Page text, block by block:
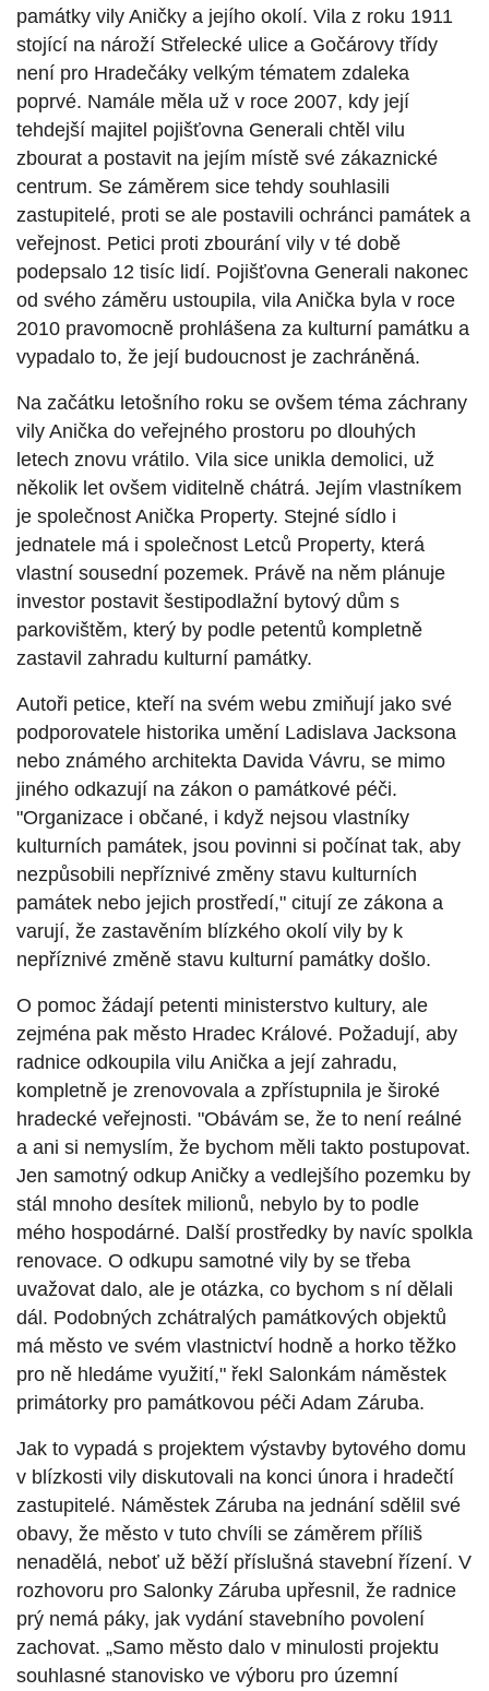
památky vily Aničky a jejího okolí. Vila z roku 1911
stojící na nároží Střelecké ulice a Gočárovy třídy
není pro Hradečáky velkým tématem zdaleka
poprvé. Namále měla už v roce 2007, kdy její
tehdejší majitel pojišťovna Generali chtěl vilu
zbourat a postavit na jejím místě své zákaznické
centrum. Se záměrem sice tehdy souhlasili
zastupitelé, proti se ale postavili ochránci památek a
veřejnost. Petici proti zbourání vily v té době
podepsalo 12 tisíc lidí. Pojišťovna Generali nakonec
od svého záměru ustoupila, vila Anička byla v roce
2010 pravomocně prohlášena za kulturní památku a
vypadalo to, že její budoucnost je zachráněná.
Na začátku letošního roku se ovšem téma záchrany
vily Anička do veřejného prostoru po dlouhých
letech znovu vrátilo. Vila sice unikla demolici, už
několik let ovšem viditelně chátrá. Jejím vlastníkem
je společnost Anička Property. Stejné sídlo i
jednatele má i společnost Letců Property, která
vlastní sousední pozemek. Právě na něm plánuje
investor postavit šestipodlažní bytový dům s
parkovištěm, který by podle petentů kompletně
zastavil zahradu kulturní památky.
Autoři petice, kteří na svém webu zmiňují jako své
podporovatele historika umění Ladislava Jacksona
nebo známého architekta Davida Vávru, se mimo
jiného odkazují na zákon o památkové péči.
"Organizace i občané, i když nejsou vlastníky
kulturních památek, jsou povinni si počínat tak, aby
nezpůsobili nepříznivé změny stavu kulturních
památek nebo jejich prostředí," citují ze zákona a
varují, že zastavěním blízkého okolí vily by k
nepříznivé změně stavu kulturní památky došlo.
O pomoc žádají petenti ministerstvo kultury, ale
zejména pak město Hradec Králové. Požadují, aby
radnice odkoupila vilu Anička a její zahradu,
kompletně je zrenovovala a zpřístupnila je široké
hradecké veřejnosti. "Obávám se, že to není reálné
a ani si nemyslím, že bychom měli takto postupovat.
Jen samotný odkup Aničky a vedlejšího pozemku by
stál mnoho desítek milionů, nebylo by to podle
mého hospodárné. Další prostředky by navíc spolkla
renovace. O odkupu samotné vily by se třeba
uvažovat dalo, ale je otázka, co bychom s ní dělali
dál. Podobných zchátralých památkových objektů
má město ve svém vlastnictví hodně a horko těžko
pro ně hledáme využití," řekl Salonkám náměstek
primátorky pro památkovou péči Adam Záruba.
Jak to vypadá s projektem výstavby bytového domu
v blízkosti vily diskutovali na konci února i hradečtí
zastupitelé. Náměstek Záruba na jednání sdělil své
obavy, že město v tuto chvíli se záměrem příliš
nenadělá, neboť už běží příslušná stavební řízení. V
rozhovoru pro Salonky Záruba upřesnil, že radnice
prý nemá páky, jak vydání stavebního povolení
zachovat. „Samo město dalo v minulosti projektu
souhlasné stanovisko ve výboru pro územní